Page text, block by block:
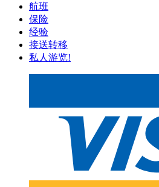
航班
保险
经验
接送转移
私人游览!